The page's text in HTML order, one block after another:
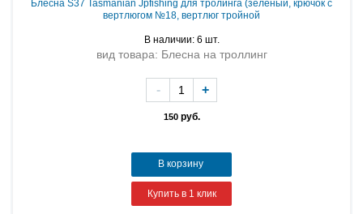
Блесна S37 Tasmanian Jpfishing для тролинга (зеленый, крючок с
вертлюгом №18, вертлюг тройной
В наличии: 6 шт.
вид товара: Блесна на троллинг
150руб.
- +
В корзину
Купить в 1 клик